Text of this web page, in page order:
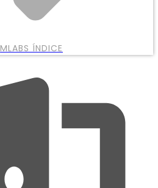
MLABS ÍNDICE